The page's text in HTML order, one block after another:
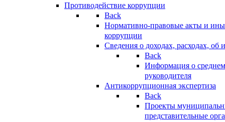
Противодействие коррупции
Back
Нормативно-правовые акты и
коррупции
Сведения о доходах, расходах, об
Back
Информация о
руководителя
Антикоррупционная экспертиза
Back
Проекты
представительные